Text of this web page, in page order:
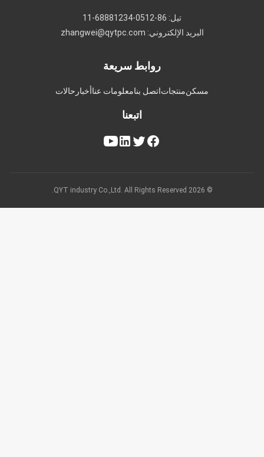
البريد الإلكتروني: zhangwei@qytpc.com
روابط سريعة
مسكنمنتجاتاتصل بنامعلومات عناأخبارحالات